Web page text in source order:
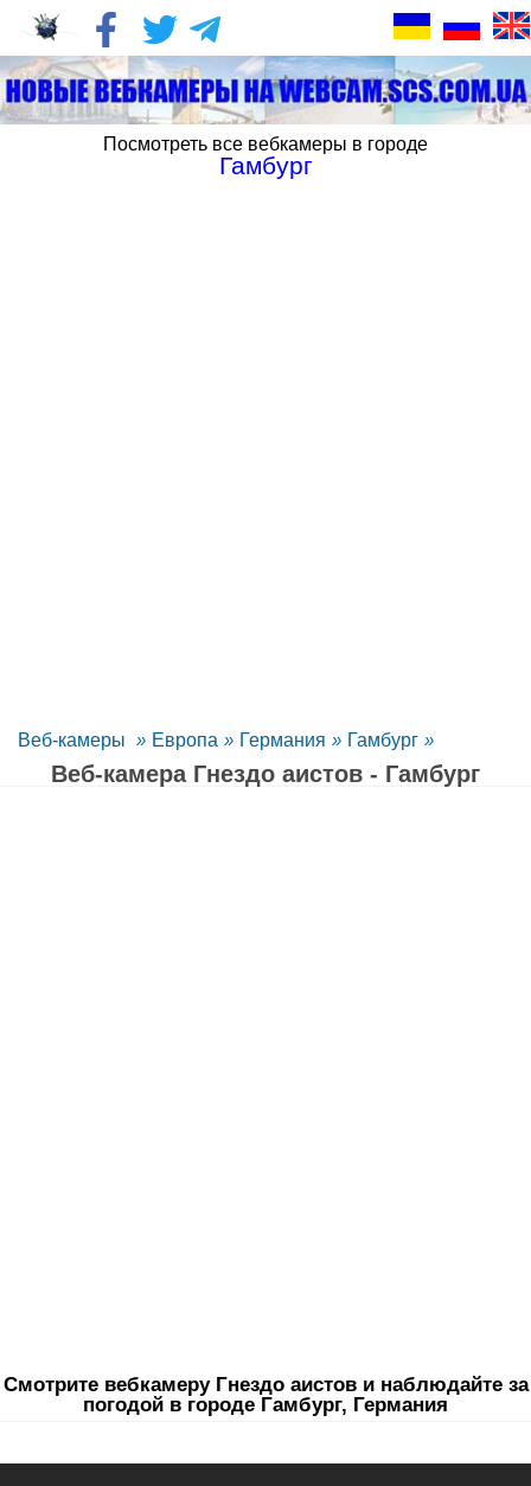
Посмотреть все вебкамеры в городе
Гамбург
Веб-камеры » Европа » Германия » Гамбург »
Веб-камера Гнездо аистов - Гамбург
Смотрите вебкамеру Гнездо аистов и наблюдайте за
погодой в городе Гамбург, Германия